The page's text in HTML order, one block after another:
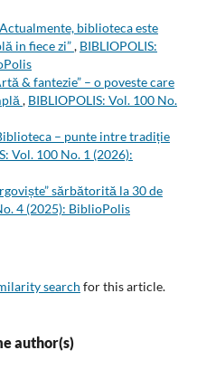
biblioteca este
in fiece zi”, BIBLIOPOLIS:
& fantezie” – o poveste care
, BIBLIOPOLIS: Vol. 100 No.
– punte intre tradiție
Vol. 100 No. 1 (2026):
sărbătorită la 30 de
4 (2025): BiblioPolis
search for this article.
author(s)